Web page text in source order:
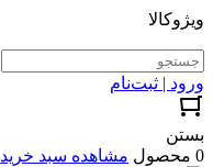
ویژوکالا
ورود | ثبت‌نام
بستن
0 محصول
مشاهده سبد خرید